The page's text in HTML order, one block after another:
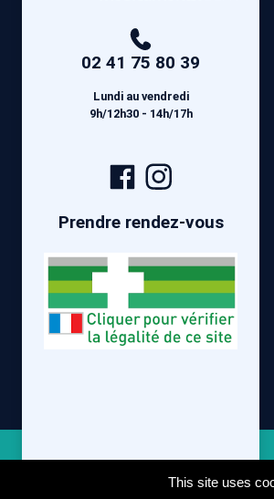
02 41 75 80 39
Lundi au vendredi
9h/12h30 - 14h/17h
Page
Facebook
Prendre rendez-vous
This site uses